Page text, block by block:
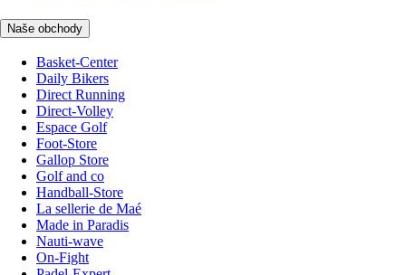
Naše obchody
Basket-Center
Daily Bikers
Direct Running
Direct-Volley
Espace Golf
Foot-Store
Gallop Store
Golf and co
Handball-Store
La sellerie de Maé
Made in Paradis
Nauti-wave
On-Fight